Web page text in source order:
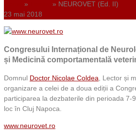
» » NEUROVET (Ed. II)
23 mai 2018
Congresului Internațional de
și Medicină comportamentală
Domnul Doctor Nicolae Coldea , Lector și
organizare a celei de a doua ediții a
participarea la dezbaterile din perioada 7-
loc în Cluj Napoca.
www.neurovet.ro